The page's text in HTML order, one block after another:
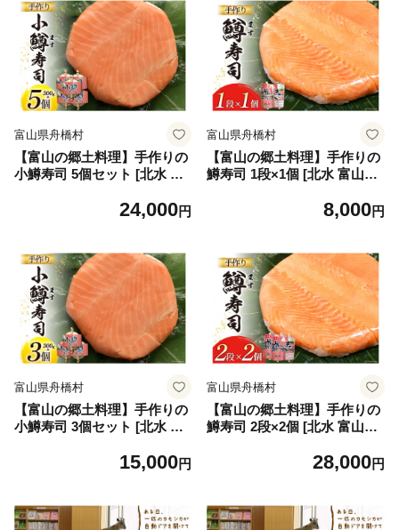
富山県舟橋村
【富山の郷土料理】手作りの
小鱒寿司 5個セット [北水 富
寿司 寿司 すし 押し寿し セッ
24,000円
富山県舟橋村
【富山の郷土料理】手作りの
鱒寿司 1段×1個 [北水 富山県
寿司 すし 押し寿し セット 富
8,000円
富山県舟橋村
【富山の郷土料理】手作りの
小鱒寿司 3個セット [北水 富
寿司 寿司 すし 押し寿し セッ
15,000円
富山県舟橋村
【富山の郷土料理】手作りの
鱒寿司 2段×2個 [北水 富山県
寿司 すし 押し寿し セット 富
28,000円